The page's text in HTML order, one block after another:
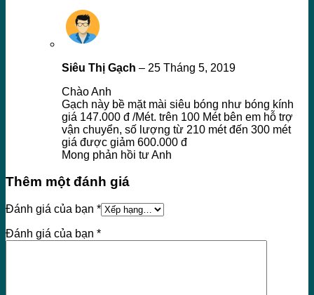
Siêu Thị Gạch – 25 Tháng 5, 2019
Chào Anh
Gạch này bề mặt mài siêu bóng như bóng kính
giá 147.000 đ /Mét. trên 100 Mét bên em hỗ trợ
vận chuyển, số lượng từ 210 mét đến 300 mét
giá được giảm 600.000 đ
Mong phản hồi tư Anh
Thêm một đánh giá
Đánh giá của bạn *
Đánh giá của bạn *